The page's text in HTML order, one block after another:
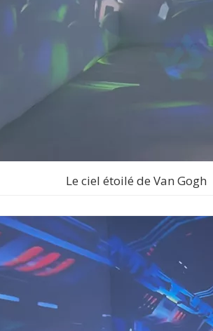
Le ciel étoilé de Van Gogh